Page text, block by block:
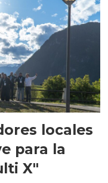
locales
para la
X"